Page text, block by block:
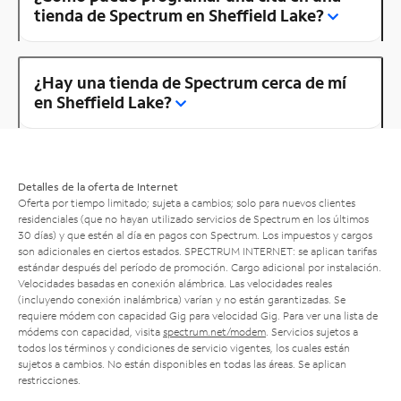
tienda de Spectrum en Sheffield Lake?
¿Hay una tienda de Spectrum cerca de mí
en Sheffield Lake?
Detalles de la oferta de Internet
Oferta por tiempo limitado; sujeta a cambios; solo para nuevos clientes
residenciales (que no hayan utilizado servicios de Spectrum en los últimos
30 días) y que estén al día en pagos con Spectrum. Los impuestos y cargos
son adicionales en ciertos estados. SPECTRUM INTERNET: se aplican tarifas
estándar después del período de promoción. Cargo adicional por instalación.
Velocidades basadas en conexión alámbrica. Las velocidades reales
(incluyendo conexión inalámbrica) varían y no están garantizadas. Se
requiere módem con capacidad Gig para velocidad Gig. Para ver una lista de
módems con capacidad, visita spectrum.net/modem . Servicios sujetos a
todos los términos y condiciones de servicio vigentes, los cuales están
sujetos a cambios. No están disponibles en todas las áreas. Se aplican
restricciones.